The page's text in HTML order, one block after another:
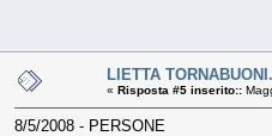
LIETTA
« Risposta #5 inserito::
8/5/2008 - PERSONE